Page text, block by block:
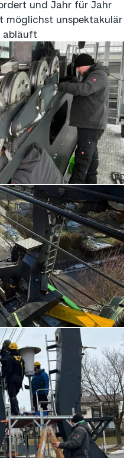
und Jahr für Jahr
möglichst unspektakulär
abläuft